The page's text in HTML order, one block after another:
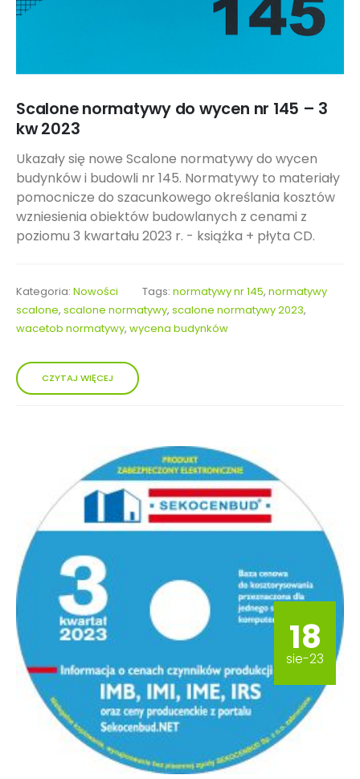
Scalone normatywy do wycen nr 145 – 3
kw 2023
Ukazały się nowe Scalone normatywy do wycen
budynków i budowli nr 145. Normatywy to materiały
pomocnicze do szacunkowego określania kosztów
wzniesienia obiektów budowlanych z cenami z
poziomu 3 kwartału 2023 r. - książka + płyta CD.
Kategoria: Nowości Tags: normatywy nr 145, normatywy
scalone, scalone normatywy, scalone normatywy 2023,
wacetob normatywy, wycena budynków
CZYTAJ WIĘCEJ
18
sie-23